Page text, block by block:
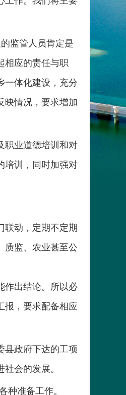
监管人员肯定是
相应的责任与职
一体化建设，充分
映情况，要求增加
职业道德培训和对
培训，同时加强对
联动，定期不定期
质监、农业甚至公
作出结论。所以必
报，要求配备相应
县政府下达的工项
会的发展。
种准备工作。